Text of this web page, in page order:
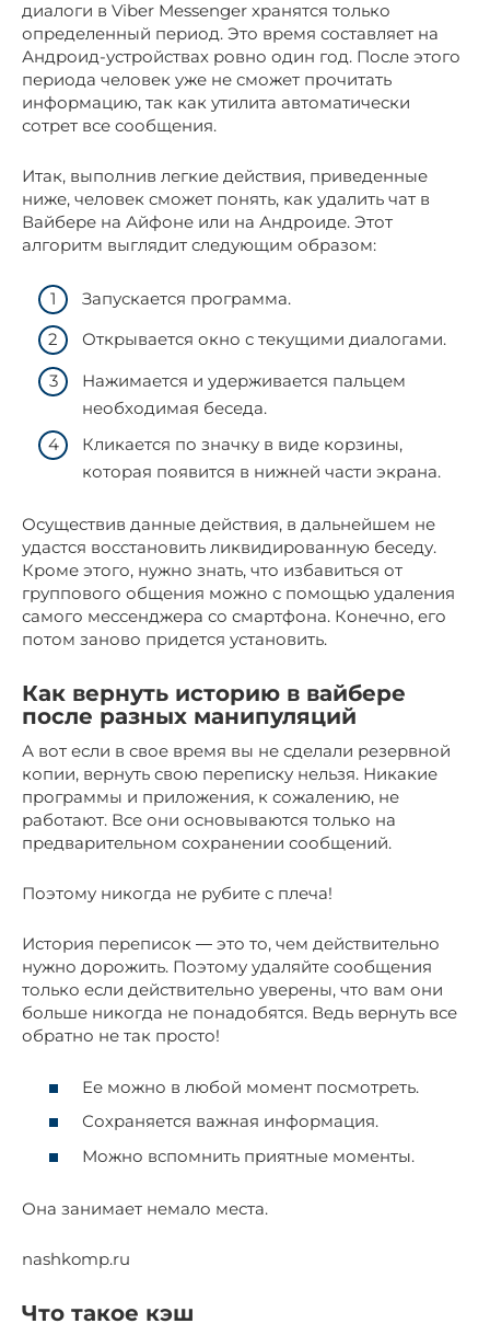
диалоги в Viber Messenger хранятся только
определенный период. Это время составляет на
Андроид-устройствах ровно один год. После этого
периода человек уже не сможет прочитать
информацию, так как утилита автоматически
сотрет все сообщения.
Итак, выполнив легкие действия, приведенные
ниже, человек сможет понять, как удалить чат в
Вайбере на Айфоне или на Андроиде. Этот
алгоритм выглядит следующим образом:
Запускается программа.
Открывается окно с текущими диалогами.
Нажимается и удерживается пальцем
необходимая беседа.
Кликается по значку в виде корзины,
которая появится в нижней части экрана.
Осуществив данные действия, в дальнейшем не
удастся восстановить ликвидированную беседу.
Кроме этого, нужно знать, что избавиться от
группового общения можно с помощью удаления
самого мессенджера со смартфона. Конечно, его
потом заново придется установить.
Как вернуть историю в вайбере
после разных манипуляций
А вот если в свое время вы не сделали резервной
копии, вернуть свою переписку нельзя. Никакие
программы и приложения, к сожалению, не
работают. Все они основываются только на
предварительном сохранении сообщений.
Поэтому никогда не рубите с плеча!
История переписок ― это то, чем действительно
нужно дорожить. Поэтому удаляйте сообщения
только если действительно уверены, что вам они
больше никогда не понадобятся. Ведь вернуть все
обратно не так просто!
Ее можно в любой момент посмотреть.
Сохраняется важная информация.
Можно вспомнить приятные моменты.
Она занимает немало места.
nashkomp.ru
Что такое кэш